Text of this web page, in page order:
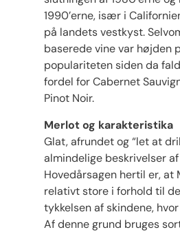
1990’erne, især i
på landets vestkyst.
baserede vine var højden
populariteten siden da
fordel for Cabernet
Pinot Noir.
Merlot og karakteristika
Glat, afrundet og “let at
almindelige beskrivelser
Hovedårsagen hertil er,
relativt store i forhold til
tykkelsen af skindene,
Af denne grund bruges